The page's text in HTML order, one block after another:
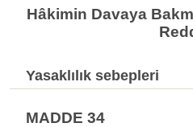
Hâkimin Davaya
Yasaklılık sebepleri
MADDE 34